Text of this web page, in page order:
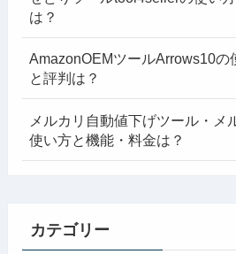
は？
AmazonOEMツールArrows10の
と評判は？
メルカリ自動値下げツール・メ
使い方と機能・料金は？
カテゴリー